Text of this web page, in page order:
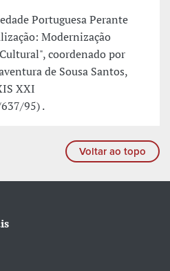
Portuguesa Perante
Modernização
coordenado por
de Sousa Santos,
XXI
95) .
Voltar ao topo